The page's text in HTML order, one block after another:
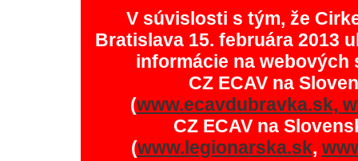
V súvislosti s tým, že
Bratislava 15. februára 2013
informácie na
CZ ECAV na
(www.ecavdubravka.sk,
CZ ECAV na
(www.legionarska.sk,